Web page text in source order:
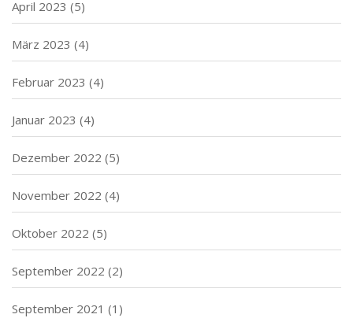
April 2023 (5)
März 2023 (4)
Februar 2023 (4)
Januar 2023 (4)
Dezember 2022 (5)
November 2022 (4)
Oktober 2022 (5)
September 2022 (2)
September 2021 (1)